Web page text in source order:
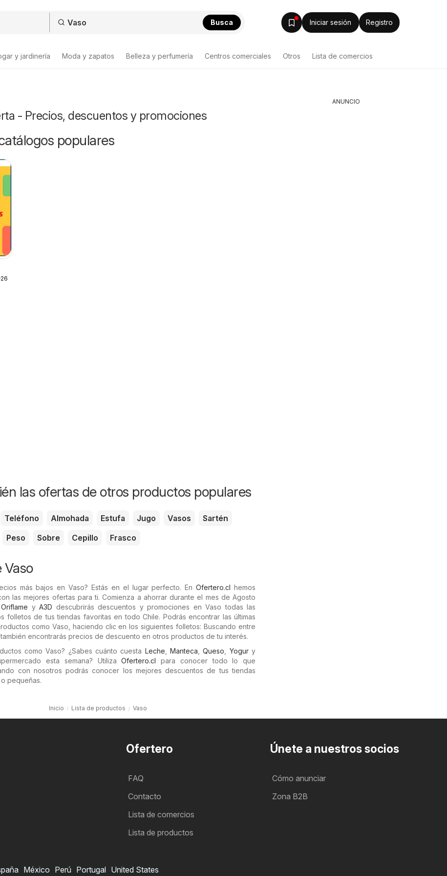
Busca Iniciar sesión Registro
y jardinería Moda y zapatos Belleza y perfumería Centros comerciales Otros Lista de comercios
- Precios, descuentos y promociones
populares
las ofertas de otros productos populares
Teléfono Almohada Estufa Jugo Vasos
Sartén
Peso Sobre Cepillo Frasco
Vaso
más bajos en Vaso? Estás en el lugar perfecto. EnOfertero.cl
hemos
las mejores ofertas para ti. Comienza a ahorrar durante el mes de Agosto
Oriflame yA3D descubrirás descuentos y promociones en Vaso todas las
folletos de tus tiendas favoritas en todo Chile. Podrás encontrar las últimas
como Vaso, haciendo clic en los siguientes folletos: Buscando entre
encontrarás precios de descuento en otros productos de tu interés.
como Vaso? ¿Sabes cuánto cuesta Leche, Manteca,Queso, Yogury
esta semana? UtilizaOfertero.cl
para conocer todo lo que
con nosotros podrás conocer los mejores descuentos de tus tiendas
pequeñas.
Inicio Lista de productos Vaso
ANUNCIO
Ofertero
FAQ
Contacto
Lista de comercios
Lista de productos
Únete a nuestros socios
Cómo anunciar
Zona B2B
México Perú Portugal United States